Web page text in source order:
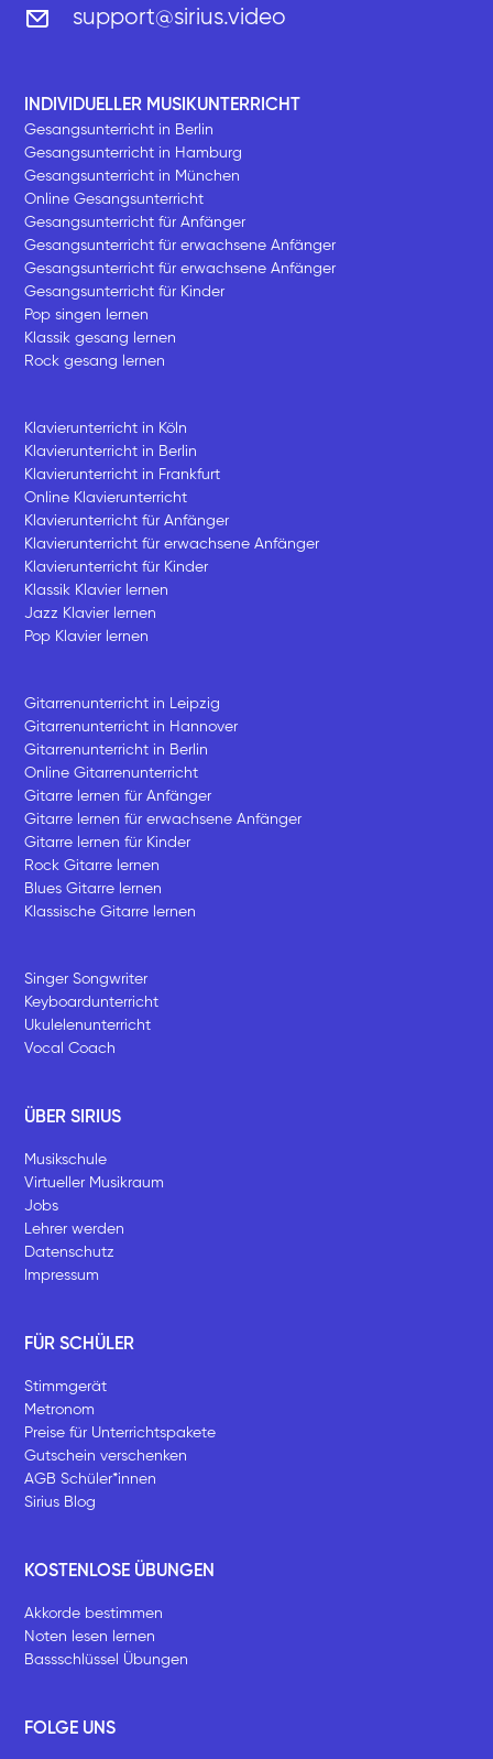
support@sirius.video
INDIVIDUELLER MUSIKUNTERRICHT
Gesangsunterricht in Berlin
Gesangsunterricht in Hamburg
Gesangsunterricht in München
Online Gesangsunterricht
Gesangsunterricht für Anfänger
Gesangsunterricht für erwachsene Anfänger
Gesangsunterricht für erwachsene Anfänger
Gesangsunterricht für Kinder
Pop singen lernen
Klassik gesang lernen
Rock gesang lernen
Klavierunterricht in Köln
Klavierunterricht in Berlin
Klavierunterricht in Frankfurt
Online Klavierunterricht
Klavierunterricht für Anfänger
Klavierunterricht für erwachsene Anfänger
Klavierunterricht für Kinder
Klassik Klavier lernen
Jazz Klavier lernen
Pop Klavier lernen
Gitarrenunterricht in Leipzig
Gitarrenunterricht in Hannover
Gitarrenunterricht in Berlin
Online Gitarrenunterricht
Gitarre lernen für Anfänger
Gitarre lernen für erwachsene Anfänger
Gitarre lernen für Kinder
Rock Gitarre lernen
Blues Gitarre lernen
Klassische Gitarre lernen
Singer Songwriter
Keyboardunterricht
Ukulelenunterricht
Vocal Coach
ÜBER SIRIUS
Musikschule
Virtueller Musikraum
Jobs
Lehrer werden
Datenschutz
Impressum
FÜR SCHÜLER
Stimmgerät
Metronom
Preise für Unterrichtspakete
Gutschein verschenken
AGB Schüler*innen
Sirius Blog
KOSTENLOSE ÜBUNGEN
Akkorde bestimmen
Noten lesen lernen
Bassschlüssel Übungen
FOLGE UNS